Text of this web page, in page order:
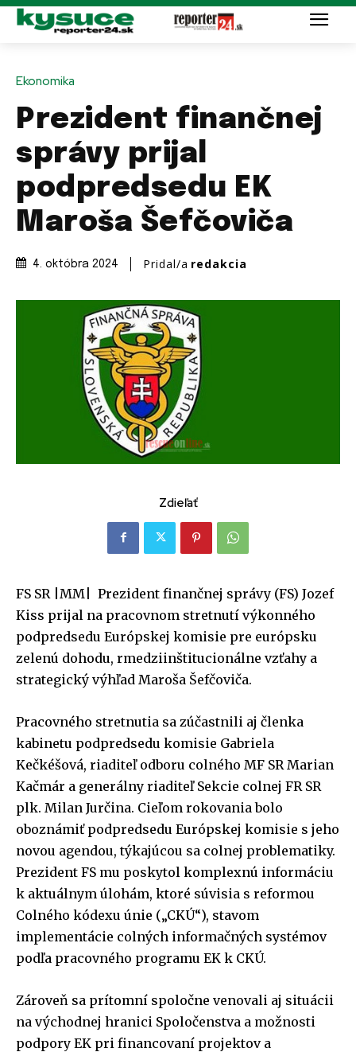
Ekonomika
Prezident finančnej
správy prijal
podpredsedu EK
Maroša Šefčoviča
4. októbra 2024 Pridal/a redakcia
Zdieľať
FS SR |MM| Prezident finančnej správy (FS) Jozef
Kiss prijal na pracovnom stretnutí výkonného
podpredsedu Európskej komisie pre európsku
zelenú dohodu, rmedziinštitucionálne vzťahy a
strategický výhľad Maroša Šefčoviča.
Pracovného stretnutia sa zúčastnili aj členka
kabinetu podpredsedu komisie Gabriela
Kečkéšová, riaditeľ odboru colného MF SR Marian
Kačmár a generálny riaditeľ Sekcie colnej FR SR
plk. Milan Jurčina. Cieľom rokovania bolo
oboznámiť podpredsedu Európskej komisie s jeho
novou agendou, týkajúcou sa colnej problematiky.
Prezident FS mu poskytol komplexnú informáciu
k aktuálnym úlohám, ktoré súvisia s reformou
Colného kódexu únie („CKÚ“), stavom
implementácie colných informačných systémov
podľa pracovného programu EK k CKÚ.
Zároveň sa prítomní spoločne venovali aj situácii
na východnej hranici Spoločenstva a možnosti
podpory EK pri financovaní projektov a